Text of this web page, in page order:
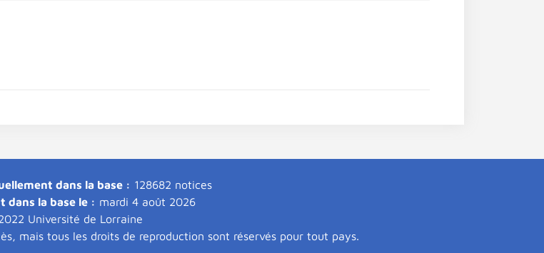
dans la base : 128682 notices
dans la base le : mardi 4 août 2026
Université de Lorraine
mais tous les droits de reproduction sont réservés pour tout pays.